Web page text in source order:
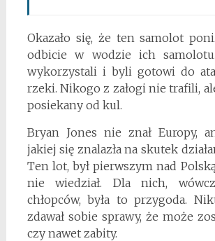
Okazało się, że ten samolot
odbicie w wodzie ich
wykorzystali i byli gotowi do
rzeki. Nikogo z załogi nie trafili,
posiekany od kul.
Bryan Jones nie znał Europy,
jakiej się znalazła na skutek
Ten lot, był pierwszym nad
nie wiedział. Dla nich,
chłopców, była to przygoda.
zdawał sobie sprawy, że może
czy nawet zabity.